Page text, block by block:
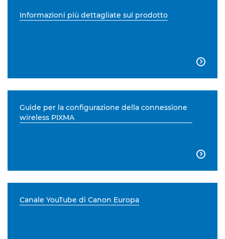
Informazioni più dettagliate sul prodotto

Guide per la configurazione della connessione
wireless PIXMA

Canale YouTube di Canon Europa